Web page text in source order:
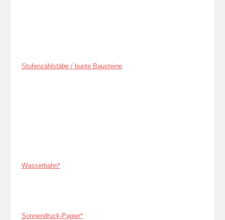
Stufenzählstäbe / bunte Bausteine
Wasserbahn*
Sonnendruck-Papier*